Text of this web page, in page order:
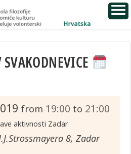
from 19:00 to 21:00
aktivnosti Zadar
8, Zadar